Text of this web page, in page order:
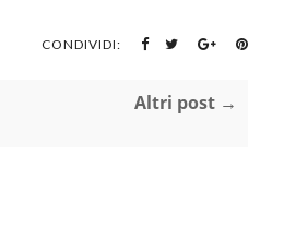
CONDIVIDI:
Altri post →